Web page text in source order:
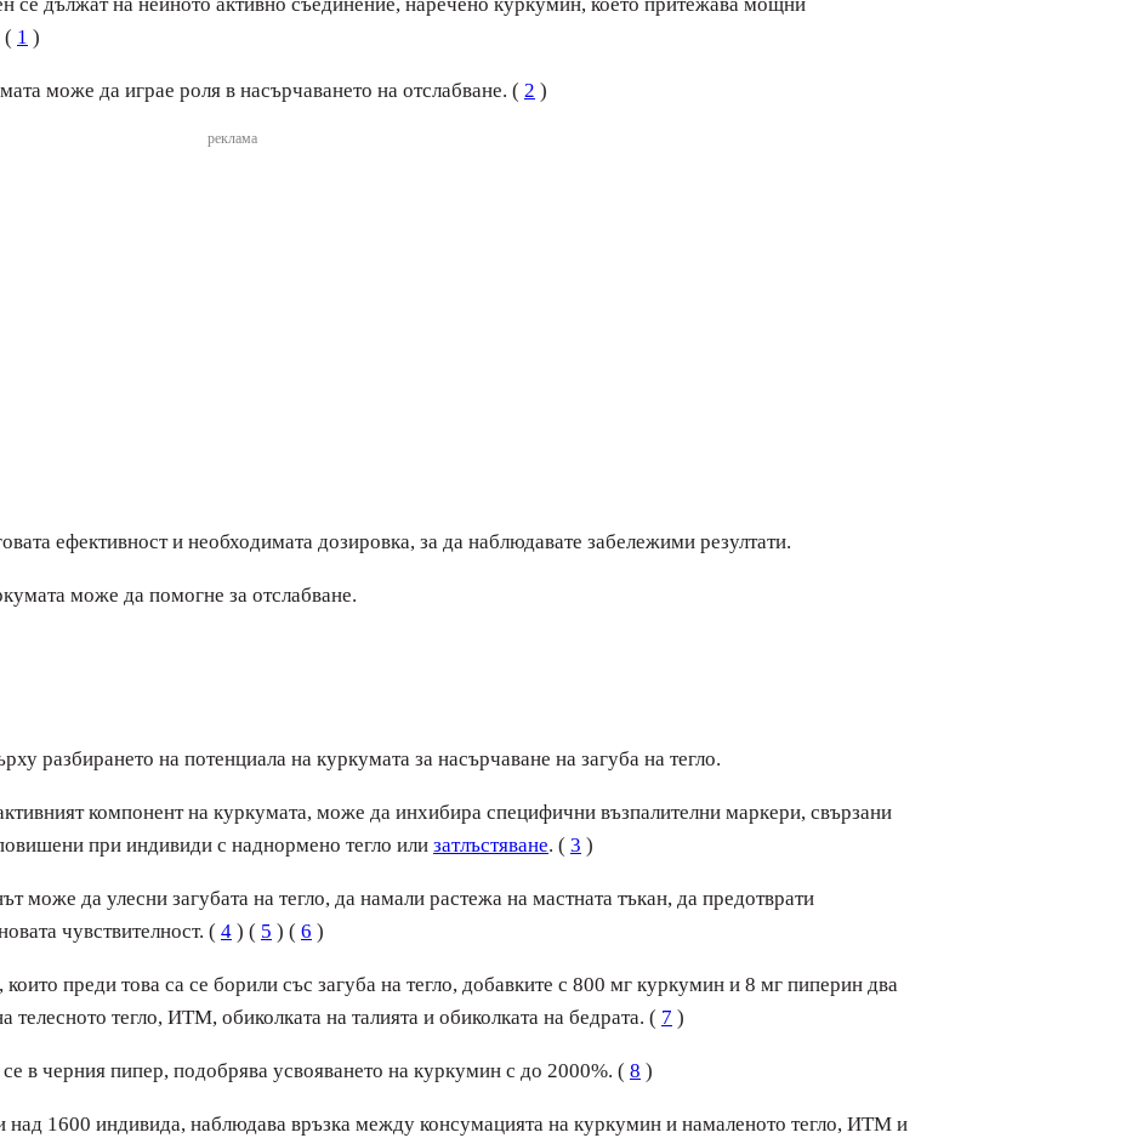
( 1 )
може да играе роля в насърчаването на отслабване. ( 2 )
реклама
ефективност и необходимата дозировка, за да наблюдавате забележими резултати.
може да помогне за отслабване.
разбирането на потенциала на куркумата за насърчаване на загуба на тегло.
компонент на куркумата, може да инхибира специфични възпалителни маркери, свързани
при индивиди с наднормено тегло или затлъстяване. ( 3 )
може да улесни загубата на тегло, да намали растежа на мастната тъкан, да предотврати
чувствителност. ( 4 ) ( 5 ) ( 6 )
преди това са се борили със загуба на тегло, добавките с 800 мг куркумин и 8 мг пиперин два
телесното тегло, ИТМ, обиколката на талията и обиколката на бедрата. ( 7 )
в черния пипер, подобрява усвояването на куркумин с до 2000%. ( 8 )
1600 индивида, наблюдава връзка между консумацията на куркумин и намаленото тегло, ИТМ и